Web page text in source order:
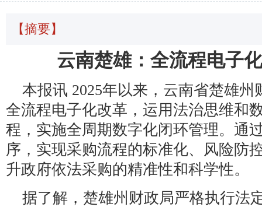
【摘要】
云南楚雄：全流程电子
本报讯 2025年以来，云南省楚雄
全流程电子化改革，运用法治思维和
程，实施全周期数字化闭环管理。通
序，实现采购流程的标准化、风险防
升政府依法采购的精准性和科学性。
据了解，楚雄州财政局严格执行法